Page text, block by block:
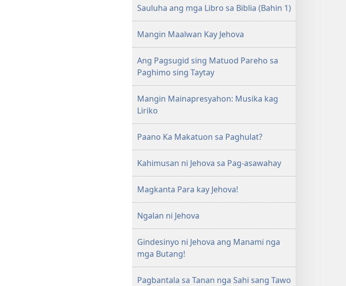
Sauluha ang mga Libro sa Biblia (Bahin 1)
Mangin Maalwan Kay Jehova
Ang Pagsugid sing Matuod Pareho sa
Paghimo sing Taytay
Mangin Mainapresyahon: Musika kag
Liriko
Paano Ka Makatuon sa Paghulat?
Kahimusan ni Jehova sa Pag-asawahay
Magkanta Para kay Jehova!
Ngalan ni Jehova
Gindesinyo ni Jehova ang Manami nga
mga Butang!
Pagbantala sa Tanan nga Sahi sang Tawo